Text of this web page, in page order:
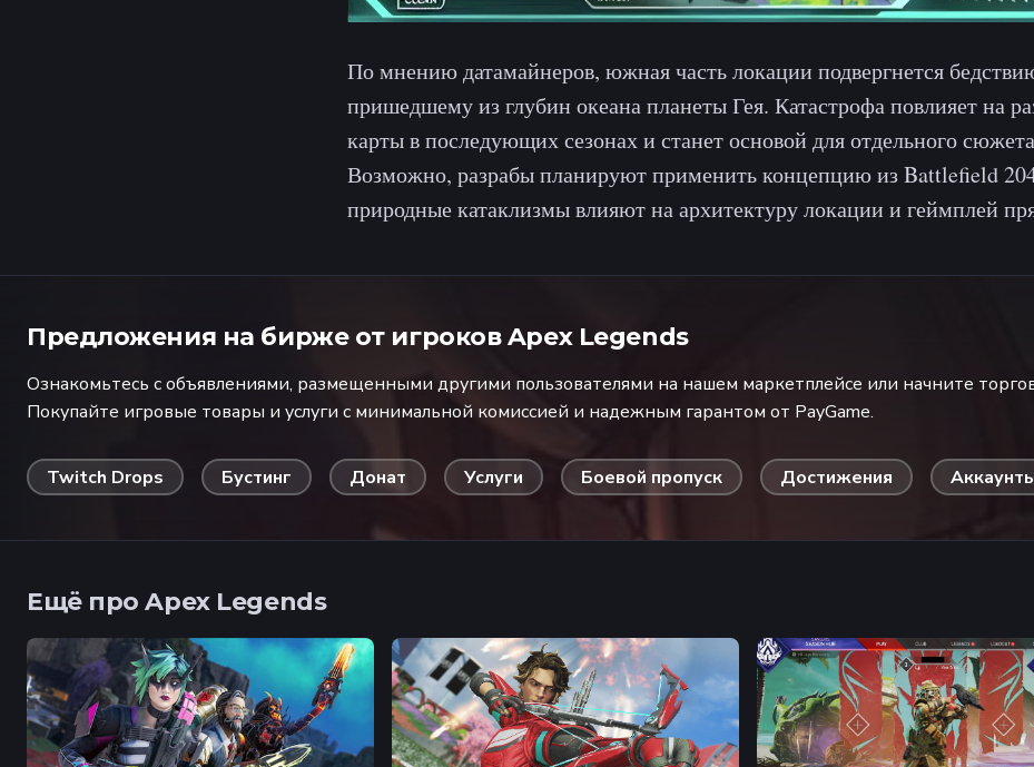
По мнению датамайнеров, южная часть локации подвергнется
пришедшему из глубин океана планеты Гея. Катастрофа повлияет на
карты в последующих сезонах и станет основой для отдельного
Возможно, разрабы планируют применить концепцию из Battlefield
природные катаклизмы влияют на архитектуру локации и геймплей
Предложения на бирже от игроковApex Legends
Ознакомьтесь с объявлениями, размещенными другими пользователями на нашем маркетплейсе или начните
Покупайте игровые товары и услуги с минимальной комиссией и надежным гарантом от PayGame.
Twitch Drops Бустинг Донат Услуги Боевой пропуск Достижения
Ещё про Apex Legends